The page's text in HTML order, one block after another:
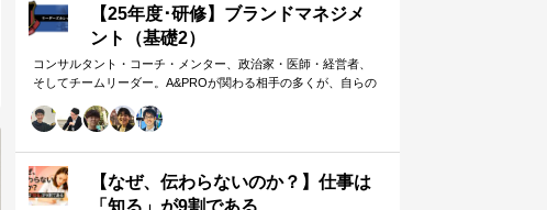
顧客対応の難航など）を、“人間理解”を通して紐解く実践型のプ
ログラムです。
【25年度･研修】ブランドマネジメ
ント（基礎2）
コンサルタント・コーチ・メンター、政治家・医師・経営者、
そしてチームリーダー。A&PROが関わる相手の多くが、自らの
【なぜ、伝わらないのか？】仕事は
「知る」が9割である